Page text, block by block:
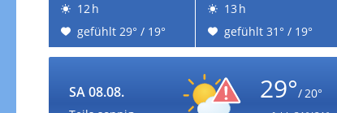
12 h
gefühlt 29° / 19°
13 h
gefühlt 31° / 19°
SA 08.08. 29°/ 20°